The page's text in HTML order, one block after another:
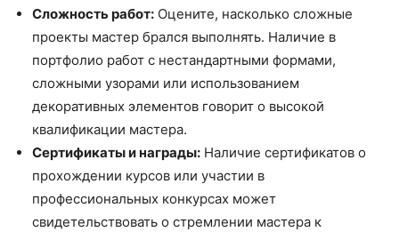
Сложность работ: Оцените, насколько сложные
проекты мастер брался выполнять. Наличие в
портфолио работ с нестандартными формами,
сложными узорами или использованием
декоративных элементов говорит о высокой
квалификации мастера.
Сертификаты и награды: Наличие сертификатов о
прохождении курсов или участии в
профессиональных конкурсах может
свидетельствовать о стремлении мастера к